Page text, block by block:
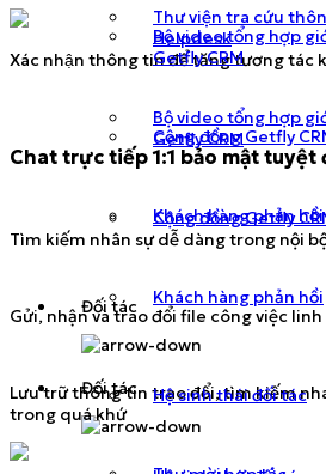
Bộ video tổng hợp
Getfly CRM
Cộng đồng Getfly
Khách hàng phản hồi
Đối tác
Hệ sinh thái đối tác
Thư viện tra cứu
Helpdesk
Bộ video tổng hợp
Getfly CRM
Cộng đồng Getfly
Khách hàng phản hồi
Đối tác
Xác nhận thông tin để tăng tương tác
Chat trực tiếp 1:1 bảo mật tuyệt
Tìm kiếm nhân sự dễ dàng trong nội
Gửi, nhận và trao đổi file công việc
Lưu trữ thông tin trao đổi, tìm kiếm
trong quá khứ